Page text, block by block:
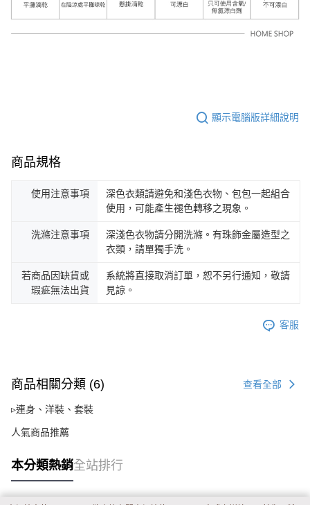
顯示電腦版詳細說明
商品規格
使用注意事項
深色衣類請避免和淺色衣物、包包一起組合
使用，可能產生褪色轉移之現象。
洗滌注意事項
深淺色衣物請分開洗滌。有珠飾金屬造型之
衣類，請單獨手洗。
若商品因缺貨或
瑕疵無法出貨
系統將直接取消訂單，恕不另行通知，敬請
見諒。
客服
商品相關分類 (6) 查看全部
▹連身、洋裝、套裝
人氣商品推薦
本分類熱銷全站排行